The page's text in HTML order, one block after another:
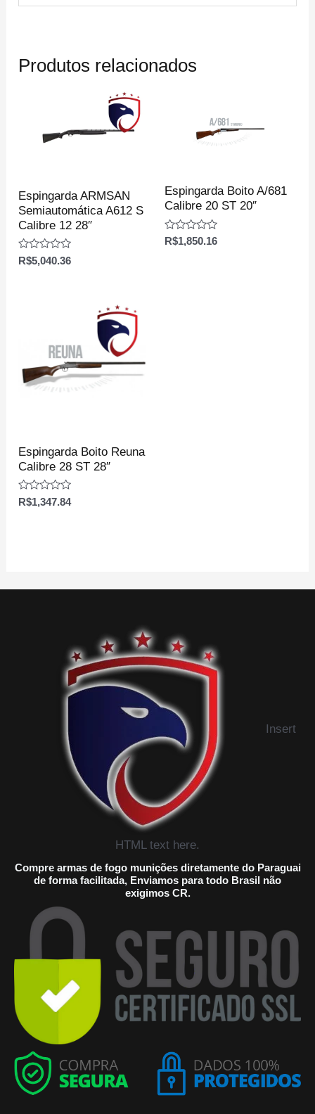
Produtos relacionados
Espingarda ARMSAN
Semiautomática A612 S
Calibre 12 28″
Avaliação
R$5,040.36
Espingarda Boito A/681
Calibre 20 ST 20″
Avaliação
R$1,850.16
Espingarda Boito Reuna
Calibre 28 ST 28″
Avaliação
R$1,347.84
Insert
HTML text here.
Compre armas de fogo munições diretamente do Paraguai
de forma facilitada, Enviamos para todo Brasil não
exigimos CR.